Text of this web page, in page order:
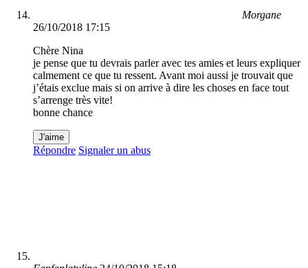
Morgane
26/10/2018 17:15
Chère Nina
je pense que tu devrais parler avec tes amies et leurs expliquer
calmement ce que tu ressent. Avant moi aussi je trouvait que
j’étais exclue mais si on arrive à dire les choses en face tout
s’arrenge très vite!
bonne chance
J'aime
Répondre Signaler un abus